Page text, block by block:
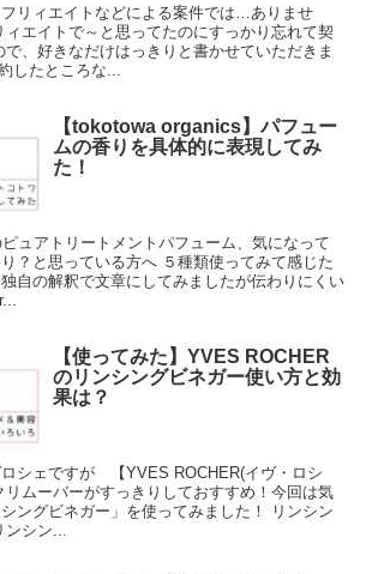
リィエイトなどによる案件では…ありませ
ィエイトで～と思ってたのにすっかり忘れて契
、好きなだけはっきりと書かせていただきま
したところな...
【tokotowa organics】パフュー
ムの香りを具体的に表現してみ
た！
ュアトリートメントパフューム、気になって
？と思っている方へ ５種類使ってみて感じた
自の解釈で文章にしてみましたが伝わりにくい
【使ってみた】YVES ROCHER
のリンシングビネガー使い方と効
果は？
シェですが 【YVES ROCHER(イヴ・ロシ
リムーバーがすっきりしておすすめ！今回は気
ングビネガー」を使ってみました！ リンシン
シン...